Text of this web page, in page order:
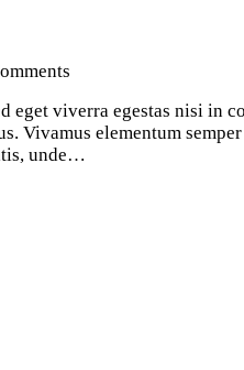
viverra egestas nisi in
elementum
unde…